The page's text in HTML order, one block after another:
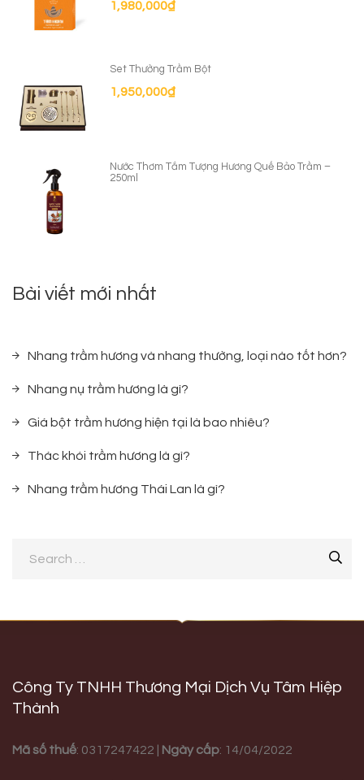
1,980,000₫
Set Thưởng Trầm Bột
1,950,000₫
Nước Thơm Tắm Tượng Hương Quế Bảo Trầm –
250ml
Bài viết mới nhất
Nhang trầm hương và nhang thường, loại nào tốt hơn?
Nhang nụ trầm hương là gì?
Giá bột trầm hương hiện tại là bao nhiêu?
Thác khói trầm hương là gì?
Nhang trầm hương Thái Lan là gì?
Công Ty TNHH Thương Mại Dịch Vụ Tâm Hiệp
Thành
Mã số thuế: 0317247422 | Ngày cấp: 14/04/2022